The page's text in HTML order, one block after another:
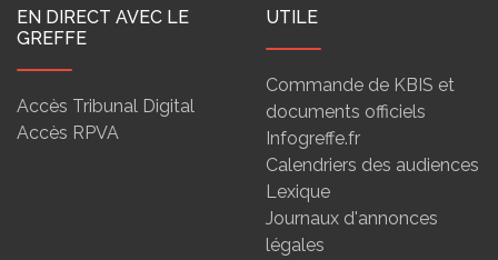
EN DIRECT AVEC LE
GREFFE
Accès Tribunal Digital
Accès RPVA
UTILE
Commande de KBIS et
documents officiels
Infogreffe.fr
Calendriers des audiences
Lexique
Journaux d'annonces
légales